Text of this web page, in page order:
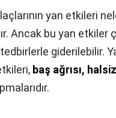
yan etkileri
Ancak bu yan etkiler
giderilebilir.
baş ağrısı,